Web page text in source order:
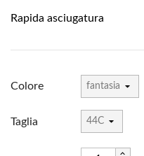
Rapida asciugatura
Colore
Taglia